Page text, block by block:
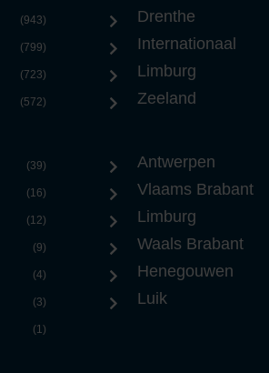
(943) Drenthe
(799) Internationaal
(723) Limburg
(572) Zeeland
(39) Antwerpen
(16) Vlaams Brabant
(12) Limburg
(9) Waals Brabant
(4) Henegouwen
(3) Luik
(1)